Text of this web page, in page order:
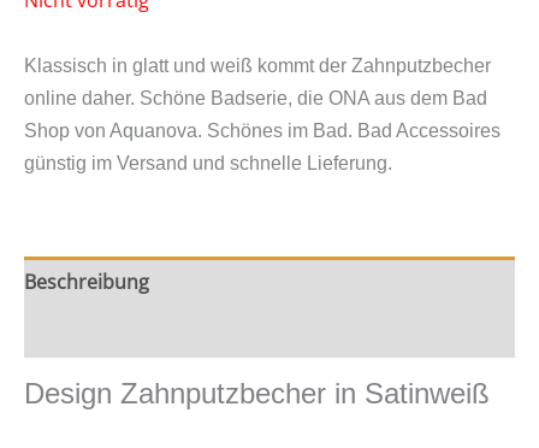
Klassisch in glatt und weiß kommt der Zahnputzbecher
online daher. Schöne Badserie, die ONA aus dem Bad
Shop von Aquanova. Schönes im Bad. Bad Accessoires
günstig im Versand und schnelle Lieferung.
Beschreibung
Design Zahnputzbecher in Satinweiß